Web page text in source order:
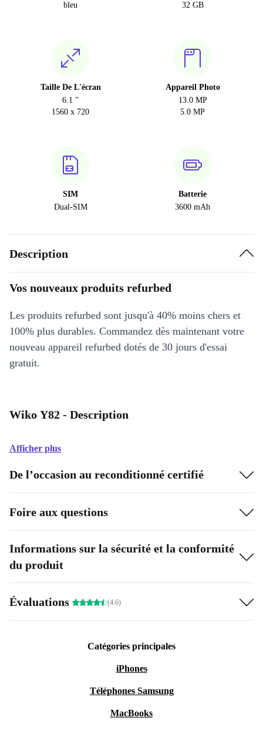
bleu
32 GB
Taille De L'écran
6.1 "
1560 x 720
Appareil Photo
13.0 MP
5.0 MP
SIM
Dual-SIM
Batterie
3600 mAh
Description
Vos nouveaux produits refurbed
Les produits refurbed sont jusqu'à 40% moins chers et
100% plus durables. Commandez dès maintenant votre
nouveau appareil refurbed dotés de 30 jours d'essai
gratuit.
Wiko Y82 - Description
Afficher plus
De l’occasion au reconditionné certifié
Foire aux questions
Informations sur la sécurité et la conformité
du produit
Évaluations (4.6)
Catégories principales
iPhones
Téléphones Samsung
MacBooks